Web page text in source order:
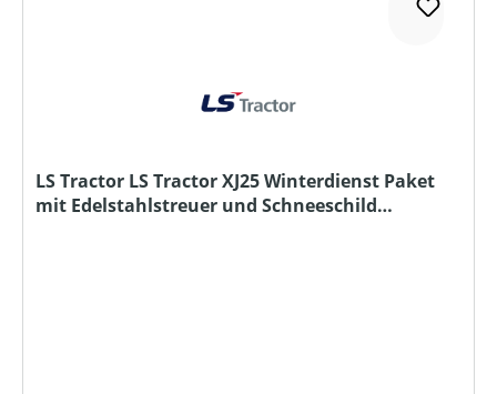
LS Tractor LS Tractor XJ25 Winterdienst Paket
mit Edelstahlstreuer und Schneeschild